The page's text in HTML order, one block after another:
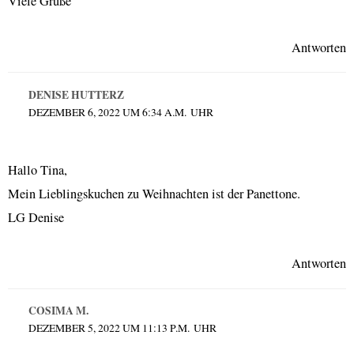
Antworten
DENISE HUTTERZ
DEZEMBER 6, 2022 UM 6:34 A.M. UHR
Hallo Tina,
Mein Lieblingskuchen zu Weihnachten ist der Panettone.
LG Denise
Antworten
COSIMA M.
DEZEMBER 5, 2022 UM 11:13 P.M. UHR